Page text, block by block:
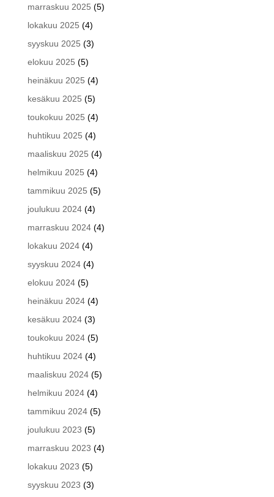
marraskuu 2025 (5)
lokakuu 2025 (4)
syyskuu 2025 (3)
elokuu 2025 (5)
heinäkuu 2025 (4)
kesäkuu 2025 (5)
toukokuu 2025 (4)
huhtikuu 2025 (4)
maaliskuu 2025 (4)
helmikuu 2025 (4)
tammikuu 2025 (5)
joulukuu 2024(4)
marraskuu 2024(4)
lokakuu 2024(4)
syyskuu 2024(4)
elokuu 2024(5)
heinäkuu 2024(4)
kesäkuu 2024(3)
toukokuu 2024(5)
huhtikuu 2024(4)
maaliskuu 2024(5)
helmikuu 2024(4)
tammikuu 2024(5)
joulukuu 2023 (5)
marraskuu 2023 (4)
lokakuu 2023 (5)
syyskuu 2023 (3)